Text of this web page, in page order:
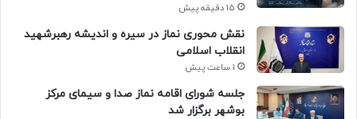
15 دقیقه پیش
نقش محوری نماز در سیره و اندیشه رهبرشهید
انقلاب اسلامی
1 ساعت پیش
جلسه شورای اقامه نماز صدا و سیمای مرکز
بوشهر برگزار شد